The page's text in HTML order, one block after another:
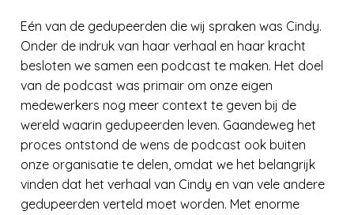
Eén van de gedupeerden die wij spraken was Cindy.
Onder de indruk van haar verhaal en haar kracht
besloten we samen een podcast te maken. Het doel
van de podcast was primair om onze eigen
medewerkers nog meer context te geven bij de
wereld waarin gedupeerden leven. Gaandeweg het
proces ontstond de wens de podcast ook buiten
onze organisatie te delen, omdat we het belangrijk
vinden dat het verhaal van Cindy en van vele andere
gedupeerden verteld moet worden. Met enorme